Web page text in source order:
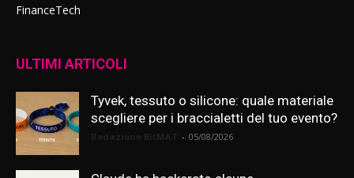
FinanceTech
ULTIMI ARTICOLI
Tyvek, tessuto o silicone: quale materiale
scegliere per i braccialetti del tuo evento?
- 05/08/2026